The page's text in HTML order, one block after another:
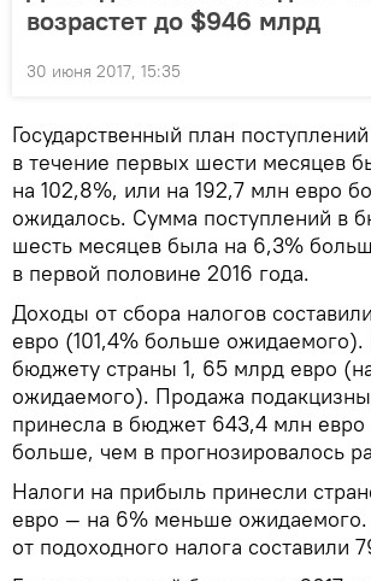
возрастет до $946 млрд
30 июня 2017, 15:35
Государственный план
в течение первых шести месяцев
на 102,8%, или на 192,7 млн ​​евро
ожидалось. Сумма поступлений в
шесть месяцев была на 6,3%
в первой половине 2016 года.
Доходы от сбора налогов
евро (101,4% больше
бюджету страны 1, 65 млрд евро
ожидаемого). Продажа
принесла в бюджет 643,4 млн евро
больше, чем в прогнозировалось
Налоги на прибыль принесли
евро — на 6% меньше
от подоходного налога составили